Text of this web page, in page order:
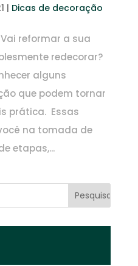
| Dicas de decoração
reformar a sua
redecorar?
alguns
que podem tornar
prática. Essas
na tomada de
etapas,...